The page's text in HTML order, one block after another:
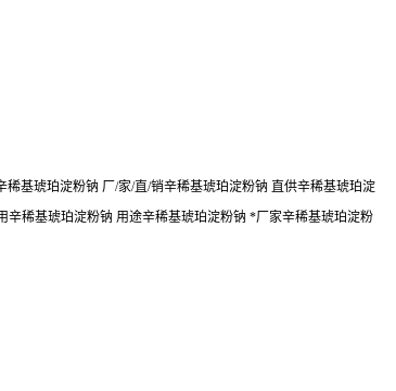
基琥珀淀粉钠 厂/家/直/销辛稀基琥珀淀粉钠 直供辛稀基琥珀淀
稀基琥珀淀粉钠 用途辛稀基琥珀淀粉钠 *厂家辛稀基琥珀淀粉